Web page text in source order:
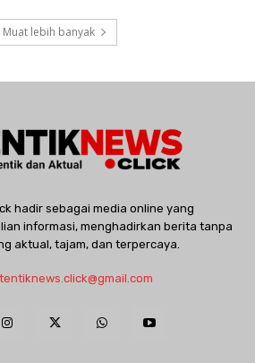
Muat lebih banyak
hadir sebagai media online yang
informasi, menghadirkan berita tanpa
aktual, tajam, dan terpercaya.